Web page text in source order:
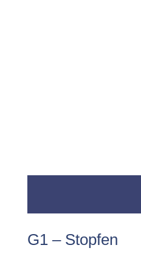
G1 – Stopfen